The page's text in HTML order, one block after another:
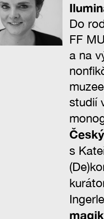
Do
FF
a na
studií
s